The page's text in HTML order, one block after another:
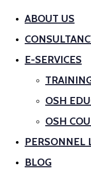
ABOUT US
E-SERVICES
OSH
OSH
PERSONNEL
BLOG